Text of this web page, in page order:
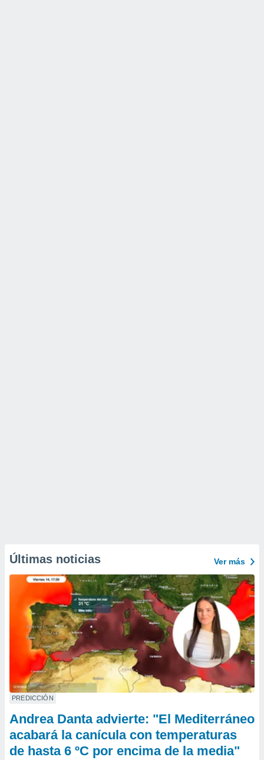
Últimas noticias Ver más
PREDICCIÓN
Andrea Danta advierte: "El Mediterráneo
acabará la canícula con temperaturas
de hasta 6 ºC por encima de la media"